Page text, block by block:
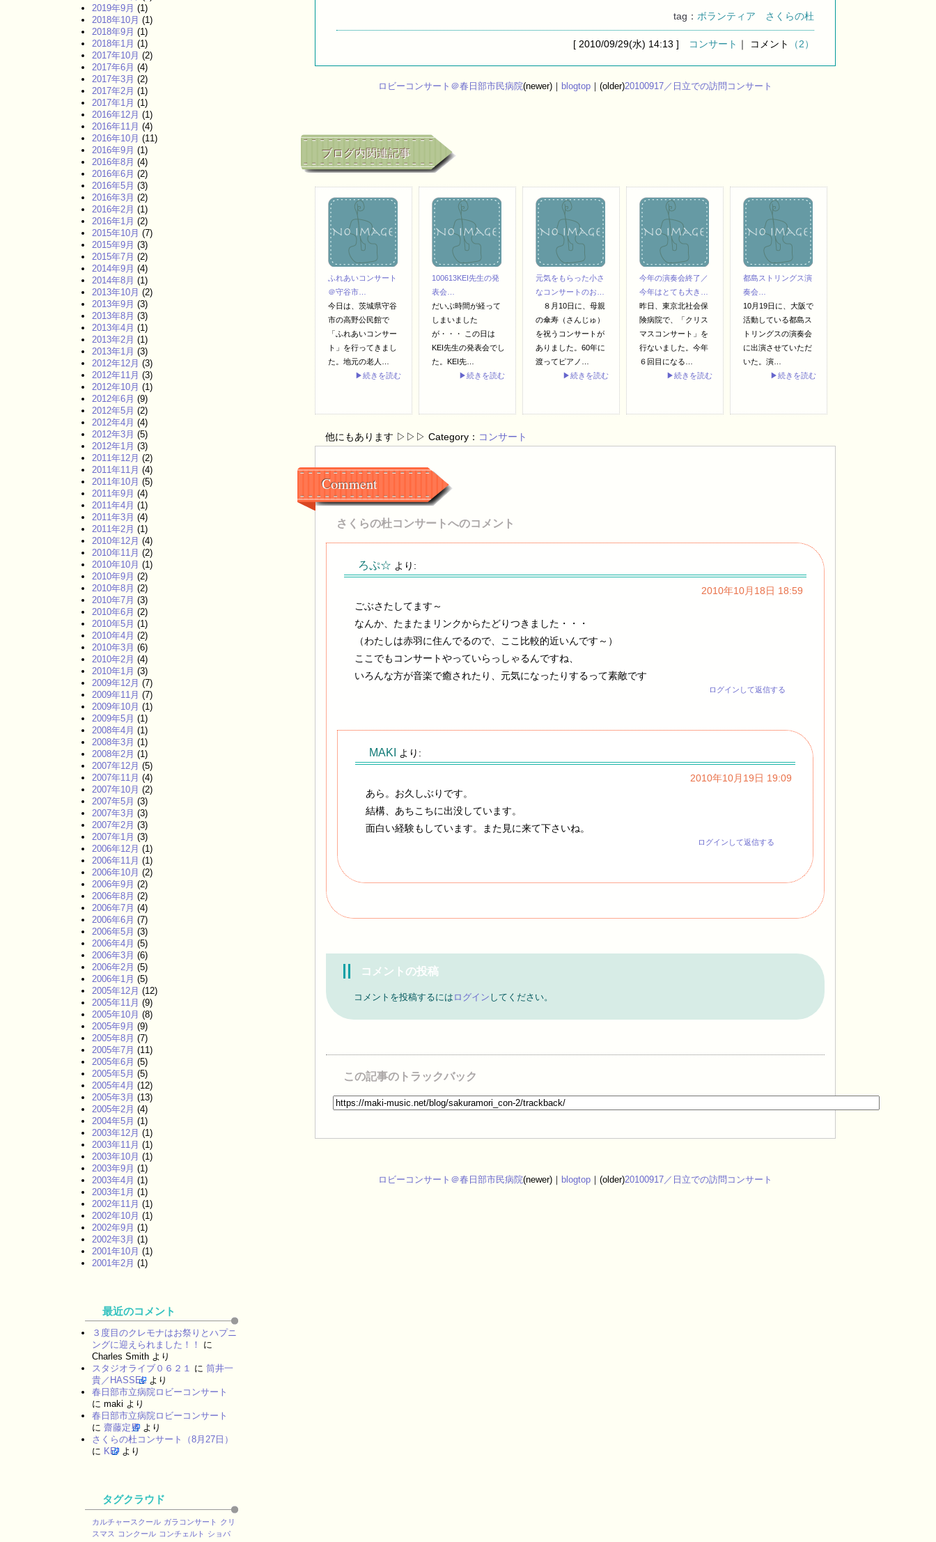
tag： ボランティア さくらの杜
[ 2010/09/29(水) 14:13 ] コンサート ｜ コメント （2）
ロビーコンサート＠春日部市民病院(newer)｜ blogtop ｜(older)20100917／日立での訪問コンサート
ブログ内関連記事
ふれあいコンサート
＠守谷市…
今日は、茨城県守谷
市の高野公民館で
「ふれあいコンサー
ト」を行ってきまし
た。地元の老人…
▶続きを読む
100613KEI先生の発
表会…
だいぶ時間が経って
しまいました
が・・・ この日は
KEI先生の発表会でし
た。KEI先…
▶続きを読む
元気をもらった小さ
なコンサートのお…
８月10日に、母親
の傘寿（さんじゅ）
を祝うコンサートが
ありました。60年に
渡ってピアノ…
▶続きを読む
今年の演奏会終了／
今年はとても大き…
昨日、東京北社会保
険病院で、「クリス
マスコンサート」を
行ないました。今年
６回目になる…
▶続きを読む
都島ストリングス演
奏会…
10月19日に、大阪で
活動している都島ス
トリングスの演奏会
に出演させていただ
いた。演…
▶続きを読む
他にもあります ▷▷▷ Category： コンサート
Comment
さくらの杜コンサートへのコメント
ろぷ☆ より:
2010年10月18日 18:59
ごぶさたしてます～
なんか、たまたまリンクからたどりつきました・・・
（わたしは赤羽に住んでるので、ここ比較的近いんです～）
ここでもコンサートやっていらっしゃるんですね、
いろんな方が音楽で癒されたり、元気になったりするって素敵です
ログインして返信する
MAKI より:
2010年10月19日 19:09
あら。お久しぶりです。
結構、あちこちに出没しています。
面白い経験もしています。また見に来て下さいね。
ログインして返信する
コメントの投稿
コメントを投稿するには ログイン してください。
この記事のトラックバック
ロビーコンサート＠春日部市民病院(newer)｜ blogtop ｜(older)20100917／日立での訪問コンサート
2019年9月 (1)
2018年10月 (1)
2018年9月 (1)
2018年1月 (1)
2017年10月 (2)
2017年6月 (4)
2017年3月 (2)
2017年2月 (1)
2017年1月 (1)
2016年12月 (1)
2016年11月 (4)
2016年10月 (11)
2016年9月 (1)
2016年8月 (4)
2016年6月 (2)
2016年5月 (3)
2016年3月 (2)
2016年2月 (1)
2016年1月 (2)
2015年10月 (7)
2015年9月 (3)
2015年7月 (2)
2014年9月 (4)
2014年8月 (1)
2013年10月 (2)
2013年9月 (3)
2013年8月 (3)
2013年4月 (1)
2013年2月 (1)
2013年1月 (3)
2012年12月 (3)
2012年11月 (3)
2012年10月 (1)
2012年6月 (9)
2012年5月 (2)
2012年4月 (4)
2012年3月 (5)
2012年1月 (3)
2011年12月 (2)
2011年11月 (4)
2011年10月 (5)
2011年9月 (4)
2011年4月 (1)
2011年3月 (4)
2011年2月 (1)
2010年12月 (4)
2010年11月 (2)
2010年10月 (1)
2010年9月 (2)
2010年8月 (2)
2010年7月 (3)
2010年6月 (2)
2010年5月 (1)
2010年4月 (2)
2010年3月 (6)
2010年2月 (4)
2010年1月 (3)
2009年12月 (7)
2009年11月 (7)
2009年10月 (1)
2009年5月 (1)
2008年4月 (1)
2008年3月 (1)
2008年2月 (1)
2007年12月 (5)
2007年11月 (4)
2007年10月 (2)
2007年5月 (3)
2007年3月 (3)
2007年2月 (3)
2007年1月 (3)
2006年12月 (1)
2006年11月 (1)
2006年10月 (2)
2006年9月 (2)
2006年8月 (2)
2006年7月 (4)
2006年6月 (7)
2006年5月 (3)
2006年4月 (5)
2006年3月 (6)
2006年2月 (5)
2006年1月 (5)
2005年12月 (12)
2005年11月 (9)
2005年10月 (8)
2005年9月 (9)
2005年8月 (7)
2005年7月 (11)
2005年6月 (5)
2005年5月 (5)
2005年4月 (12)
2005年3月 (13)
2005年2月 (4)
2004年5月 (1)
2003年12月 (1)
2003年11月 (1)
2003年10月 (1)
2003年9月 (1)
2003年4月 (1)
2003年1月 (1)
2002年11月 (1)
2002年10月 (1)
2002年9月 (1)
2002年3月 (1)
2001年10月 (1)
2001年2月 (1)
最近のコメント
３度目のクレモナはお祭りとハプニ
ングに迎えられました！！
に
Charles Smith より
スタジオライブ０６２１ に 筒井一
貴／HASSEL より
春日部市立病院ロビーコンサート
に maki より
春日部市立病院ロビーコンサート
に 齋藤定男 より
さくらの杜コンサート（8月27日）
に KEI より
タグクラウド
カルチャースクール ガラコンサート
クリ
スマス
コンクール コンチェルト
ショパ